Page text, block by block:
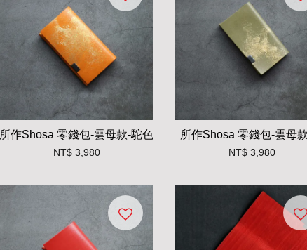
所作Shosa 零錢包-雲母款-駝色
NT$ 3,980
所作Shosa 零錢包-雲母
NT$ 3,980